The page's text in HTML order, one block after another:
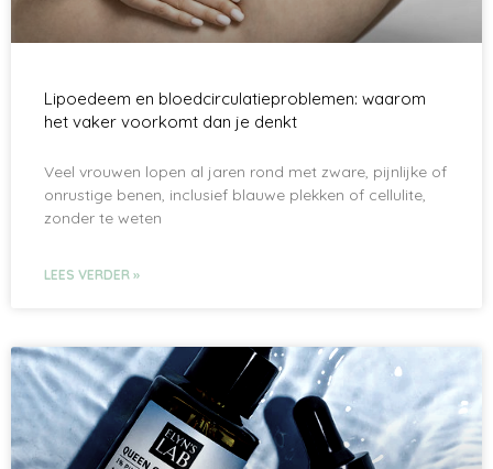
Lipoedeem en bloedcirculatieproblemen: waarom
het vaker voorkomt dan je denkt
Veel vrouwen lopen al jaren rond met zware, pijnlijke of
onrustige benen, inclusief blauwe plekken of cellulite,
zonder te weten
LEES VERDER »